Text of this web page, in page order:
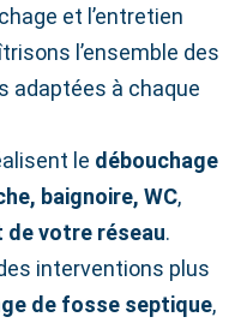
et l’entretien
l’ensemble des
adaptées à chaque
le débouchage
baignoire, WC,
de votre réseau.
interventions plus
de fosse septique,